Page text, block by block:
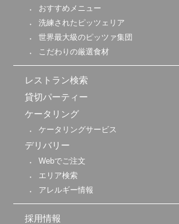
おすすめメニュー
洗練されたピッツェリア
世界最大級のピッツァ集団
こだわりの厳選食材
レストラン検索
貸切パーティー
ケータリング
ケータリングサービス
デリバリー
Webでご注文
エリア検索
アレルギー情報
採用情報